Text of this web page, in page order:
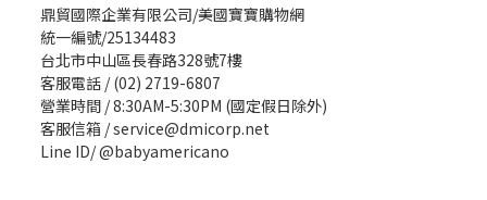
鼎貿國際企業有限公司/美國寶寶購物網
統一編號/25134483
台北市中山區長春路328號7樓
客服電話 / (02) 2719-6807
營業時間 / 8:30AM-5:30PM (國定假日除外)
客服信箱 / service@dmicorp.net
Line ID/ @babyamericano